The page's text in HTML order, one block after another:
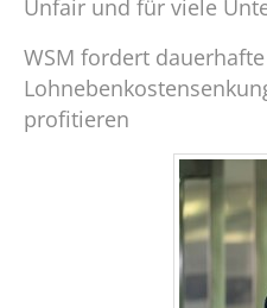
Unfair und für viele
WSM fordert dauerhafte
profitieren